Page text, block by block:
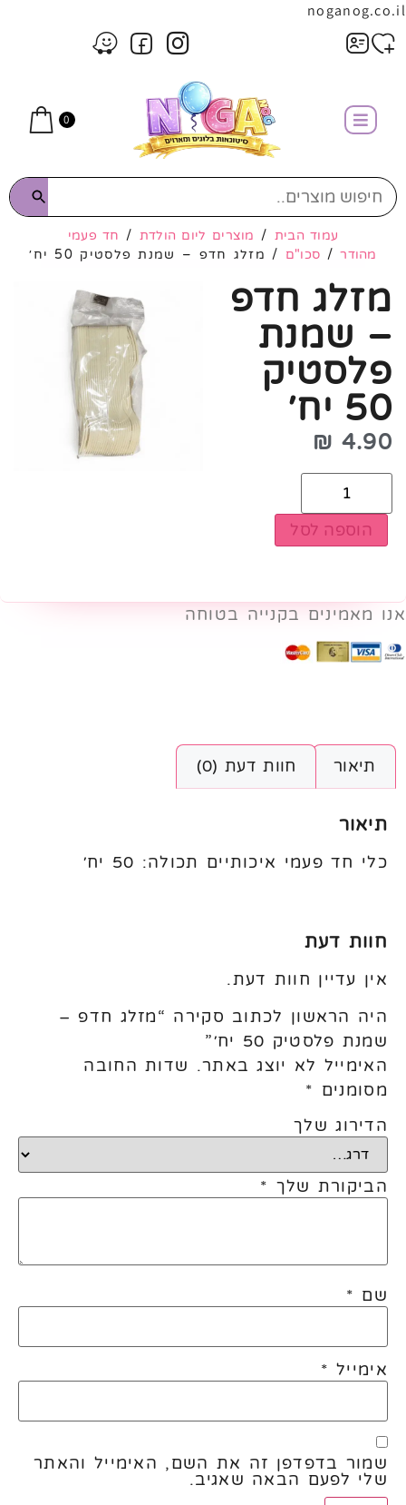
noganog.co.il
0
עמוד הבית / מוצרים ליום הולדת / חד פעמי
מהודר/ סכו"ם / מזלג חדפ – שמנת פלסטיק 50 יח׳
מזלג חדפ
– שמנת
פלסטיק
50 יח׳
4.90
₪
הוספה לסל
אנו מאמינים בקנייה בטוחה
תיאור חוות דעת (0)
תיאור
כלי חד פעמי איכותיים תכולה: 50 יח׳
חוות דעת
אין עדיין חוות דעת.
היה הראשון לכתוב סקירה “מזלג חדפ –
שמנת פלסטיק 50 יח׳”
האימייל לא יוצג באתר. שדות החובה
מסומנים *
הדירוג שלך
הביקורת שלך *
שם *
אימייל *
שמור בדפדפן זה את השם, האימייל והאתר
שלי לפעם הבאה שאגיב.